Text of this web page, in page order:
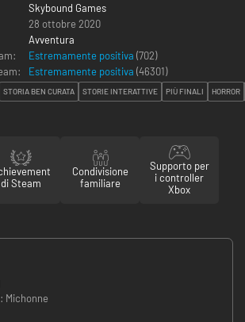
Skybound Games
28 ottobre 2020
Avventura
Estremamente positiva (702)
Estremamente positiva (46301)
STORIA BEN CURATA STORIE INTERATTIVE PIÙ FINALI HORROR
di Steam
Condivisione
familiare
Supporto per
i controller
Xbox
Michonne